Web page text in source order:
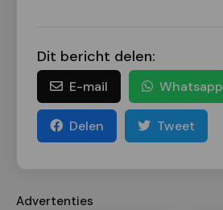
Dit bericht delen:
E-mail Whatsapp
Delen Tweet
Advertenties